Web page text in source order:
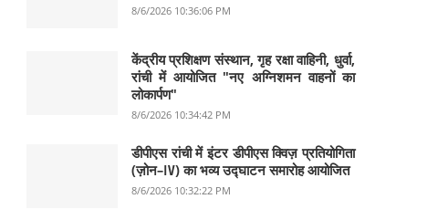
8/6/2026 10:36:06 PM
केंद्रीय प्रशिक्षण संस्थान, गृह रक्षा वाहिनी, धुर्वा,
रांची में आयोजित "नए अग्निशमन वाहनों का
लोकार्पण"
8/6/2026 10:34:42 PM
डीपीएस रांची में इंटर डीपीएस क्विज़ प्रतियोगिता
(ज़ोन–IV) का भव्य उद्घाटन समारोह आयोजित
8/6/2026 10:32:22 PM